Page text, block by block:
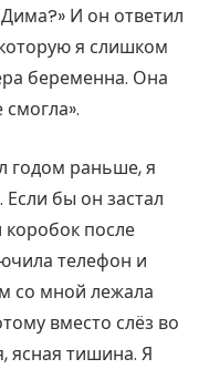
И он ответил
я слишком
беременна. Она
годом раньше, я
Если бы он застал
коробок после
телефон и
со мной лежала
вместо слёз во
ясная тишина. Я